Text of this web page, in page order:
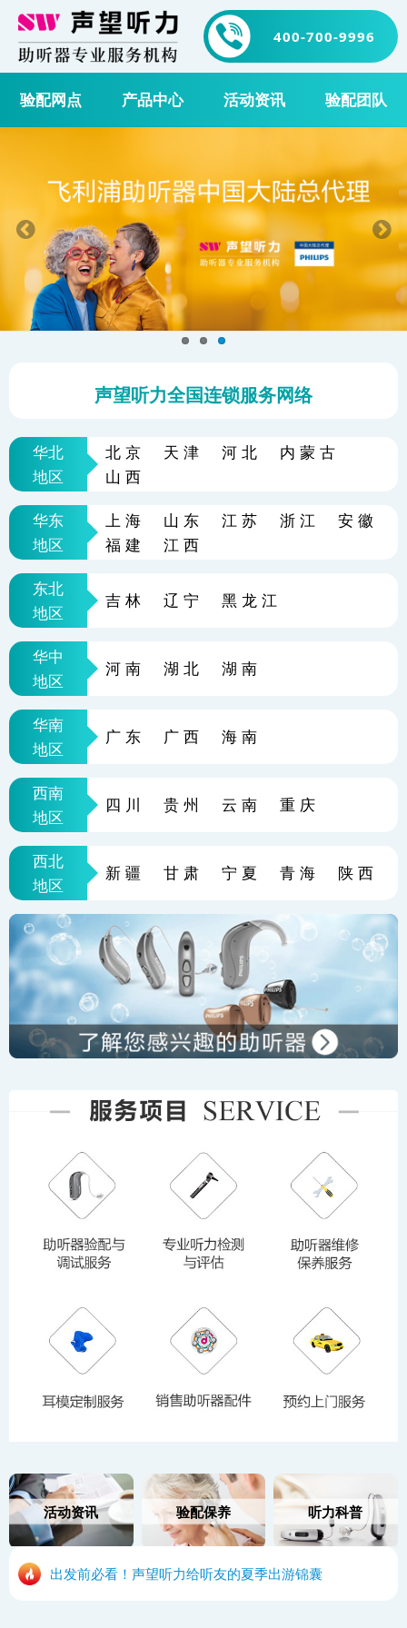
400-700-9996
验配网点 产品中心 活动资讯 验配团队
声望听力全国连锁服务网络
华北 北京 天津 河北
内蒙古
山西
地区
华东 上海 山东 江苏 浙江
安徽
福建
江西
地区
东北
吉林 辽宁 黑龙江
地区
华中
河南 湖北 湖南
地区
华南
广东 广西 海南
地区
西南
四川 贵州 云南 重庆
地区
西北
新疆 甘肃 宁夏 青海 陕西
地区
活动资讯 验配保养 听力科普
出发前必看！声望听力给听友的夏季出游锦囊